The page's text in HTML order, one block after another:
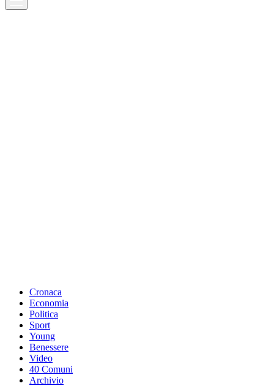
Cronaca
Economia
Politica
Sport
Young
Benessere
Video
40 Comuni
Archivio